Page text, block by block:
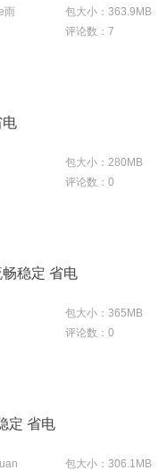
雨 包大小： 363.9MB
评论数： 7
电
包大小： 280MB
评论数： 0
稳定 省电
包大小： 365MB
评论数： 0
定 省电
包大小： 306.1MB